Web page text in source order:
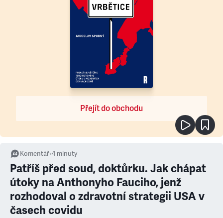
Přejít do obchodu
Komentář•4 minuty
Patříš před soud, doktůrku. Jak chápat
útoky na Anthonyho Fauciho, jenž
rozhodoval o zdravotní strategii USA v
časech covidu